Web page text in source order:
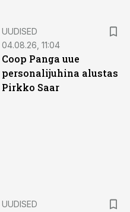
UUDISED
04.08.26, 11:04
Coop Panga uue
personalijuhina alustas
Pirkko Saar
UUDISED